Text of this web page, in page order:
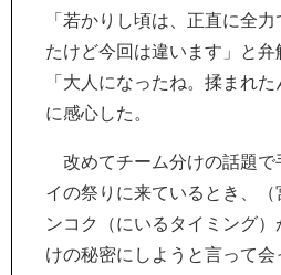
「若かりし頃は、正直に全
たけど今回は違います」と
「大人になったね。揉まれ
に感心した。
改めてチーム分けの話題で
イの祭りに来ているとき、
ンコク（にいるタイミング
けの秘密にしようと言って